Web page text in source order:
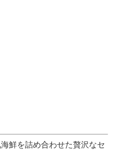
鮮を詰め合わせた贅沢なセ